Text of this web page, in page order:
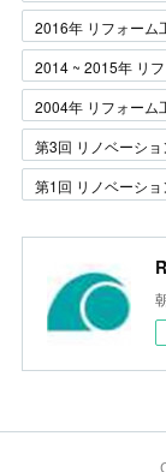
2016年 リフォーム
2014 ~ 2015年 リ
2004年 リフォーム
第3回 リノベーシ
第1回 リノベーシ